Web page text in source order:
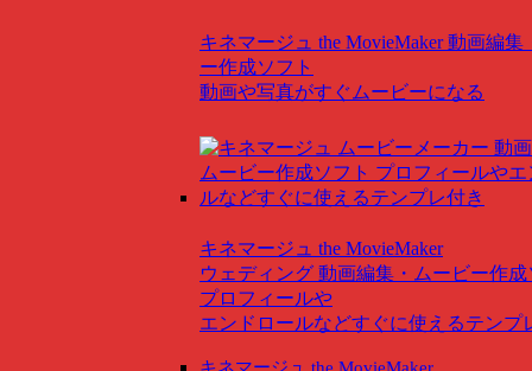
キネマージュ the MovieMaker 動画編集
ー作成ソフト
動画や写真がすぐムービーになる
キネマージュ the MovieMaker
ウェディング 動画編集・ムービー作成
プロフィールや
エンドロールなどすぐに使えるテンプ